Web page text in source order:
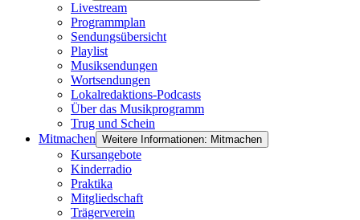
Livestream
Programmplan
Sendungsübersicht
Playlist
Musiksendungen
Wortsendungen
Lokalredaktions-Podcasts
Über das Musikprogramm
Trug und Schein
Mitmachen Weitere Informationen: Mitmachen
Kursangebote
Kinderradio
Praktika
Mitgliedschaft
Trägerverein